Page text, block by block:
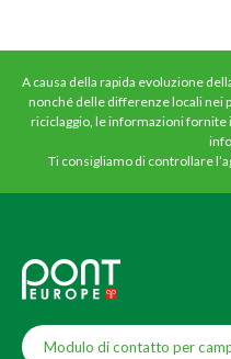
A causa della rapida evoluzione
nonché delle differenze locali nei
riciclaggio, le informazioni fornite
Ti consigliamo di controllare
Modulo di contatto per